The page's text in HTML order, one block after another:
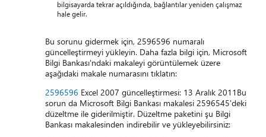
bilgisayarda tekrar açıldığında, bağlantılar yeniden çalışmaz
hale gelir.
Bu sorunu gidermek için, 2596596 numaralı
güncelleştirmeyi yükleyin. Daha fazla bilgi için, Microsoft
Bilgi Bankası'ndaki makaleyi görüntülemek üzere
aşağıdaki makale numarasını tıklatın:
2596596 Excel 2007 güncelleştirmesi: 13 Aralık 2011Bu
sorun da Microsoft Bilgi Bankası makalesi 2596545'deki
düzeltme ile giderilmiştir. Düzeltme paketini şu Bilgi
Bankası makalesinden indirebilir ve yükleyebilirsiniz: